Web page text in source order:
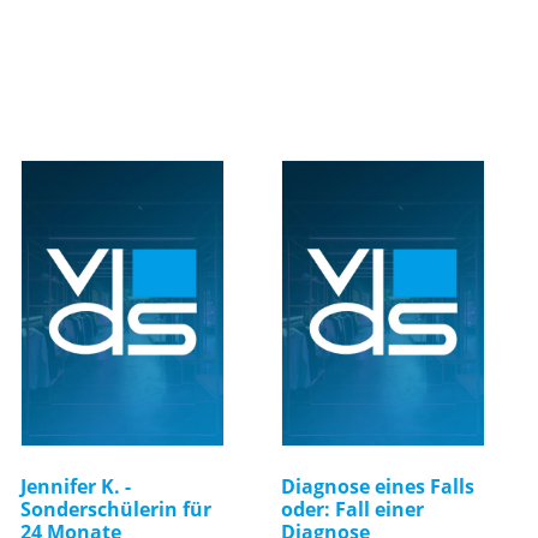
Jennifer K. -
Sonderschülerin für
24 Monate
Diagnose eines Falls
oder: Fall einer
Diagnose